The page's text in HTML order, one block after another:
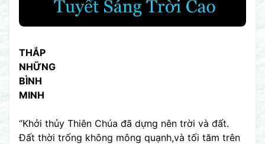
THẮP
NHỮNG
BÌNH
MINH
“Khởi thủy Thiên Chúa đã dựng nên trời và đất.
Ðất thời trống không mông quạnh,và tối tăm trên